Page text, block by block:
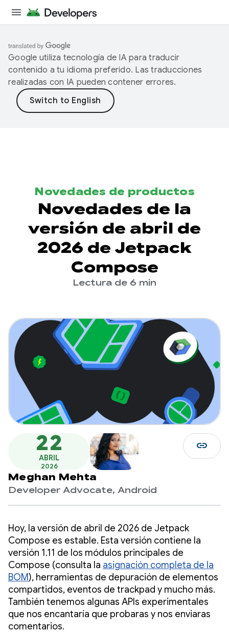
Google utiliza tecnología de IA para traducir
contenido a tu idioma preferido. Las traducciones
realizadas con IA pueden contener errores.
Novedades de productos
Novedades de la
versión de abril de
2026 de Jetpack
Compose
Lectura de 6 min
22
ABRIL
2026
Meghan Mehta
Developer Advocate, Android
link
Hoy, la versión de abril de 2026 de Jetpack
Compose es estable. Esta versión contiene la
versión 1.11 de los módulos principales de
Compose (consulta la asignación completa de la
BOM), herramientas de depuración de elementos
compartidos, eventos de trackpad y mucho más.
También tenemos algunas APIs experimentales
que nos encantaría que probaras y nos enviaras
comentarios.